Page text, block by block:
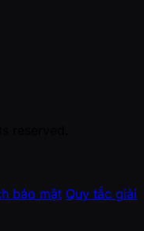
bảo mật Quy tắc giải